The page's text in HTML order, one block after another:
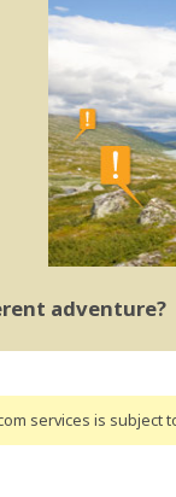
adventure?
services is subject